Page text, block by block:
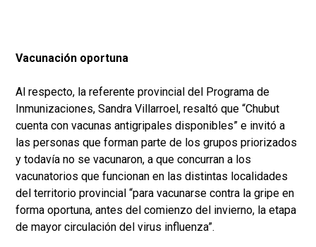
Vacunación oportuna
Al respecto, la referente provincial del Programa de
Inmunizaciones, Sandra Villarroel, resaltó que “Chubut
cuenta con vacunas antigripales disponibles” e invitó a
las personas que forman parte de los grupos priorizados
y todavía no se vacunaron, a que concurran a los
vacunatorios que funcionan en las distintas localidades
del territorio provincial “para vacunarse contra la gripe en
forma oportuna, antes del comienzo del invierno, la etapa
de mayor circulación del virus influenza”.